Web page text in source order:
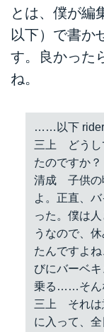
とは、僕が編
以下）で書か
す。良かった
ね。
……以下 rider
三上 どうし
たのですか？
清成 子供の
よ。正直、
った。僕は
うなので、
たんですよ
びにバーベ
乗る……そん
三上 それは
に入って、